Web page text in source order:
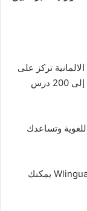
تركز على
القواعد النحوية والمحادثات ويصل عدد الدروس إلى 200 درس
وتساعدك
في حال كنت مهتمًا بتطبيق Wlingua – Learn German يمكنك